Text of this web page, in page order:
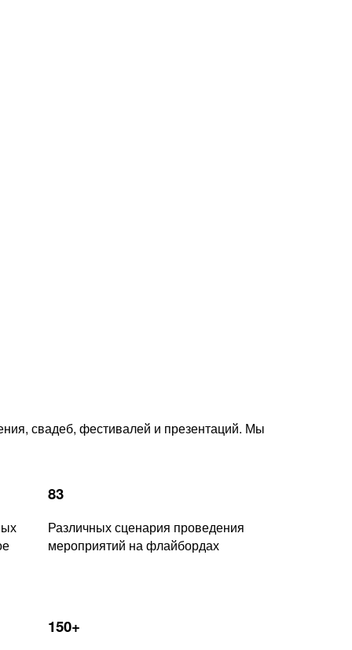
свадеб, фестивалей и презентаций. Мы
83
Различных сценария проведения
мероприятий на флайбордах
150+